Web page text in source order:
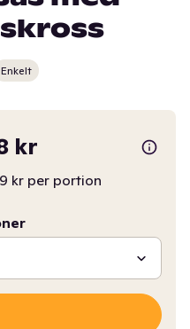
Enkelt
kr
kr per portion